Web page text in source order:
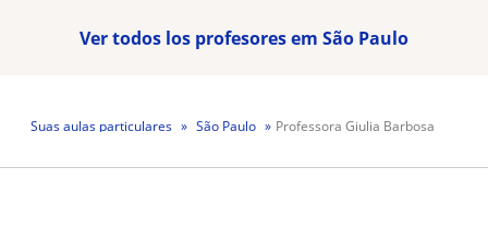
Ver todos los profesores em São Paulo
Suas aulas particulares São Paulo Professora Giulia Barbosa